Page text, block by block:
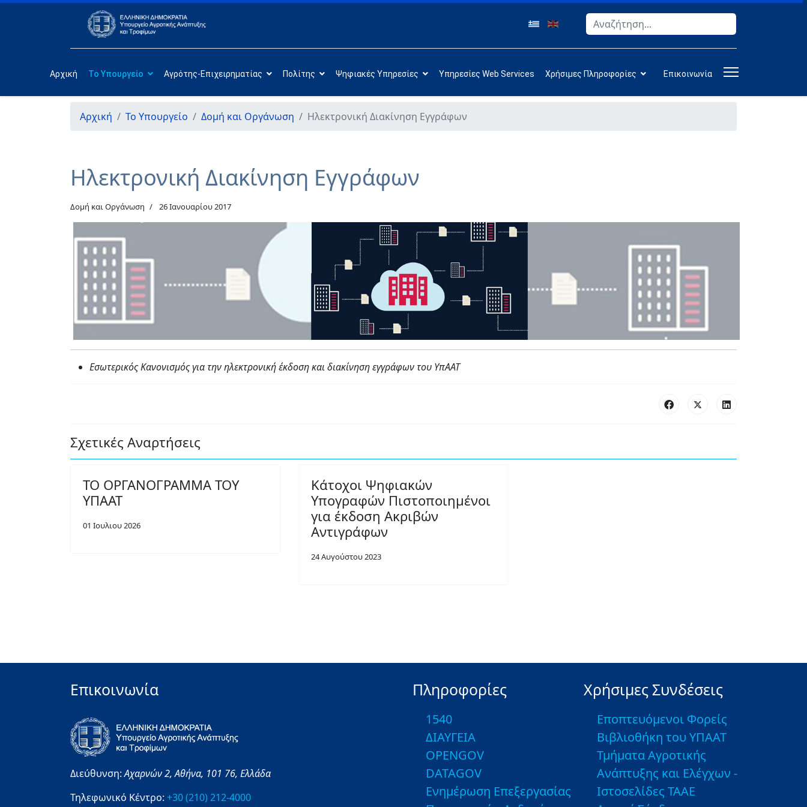
Αναζήτηση
Αρχική Το Υπουργείο Αγρότης-Επιχειρηματίας Πολίτης Ψηφιακές Υπηρεσίες Υπηρεσίες Web Services Χρήσιμες Πληροφορίες Επικοινωνία
Αρχική Το Υπουργείο Δομή και Οργάνωση Hλεκτρονική Διακίνηση Εγγράφων
Hλεκτρονική Διακίνηση Εγγράφων
Δομή και Οργάνωση 26 Ιανουαρίου 2017
Εσωτερικός Κανονισµός για την ηλεκτρονική έκδοση και διακίνηση εγγράφων του ΥπAAT
Σχετικές Αναρτήσεις
ΤΟ ΟΡΓΑΝΟΓΡΑΜΜΑ ΤΟΥ
ΥΠΑΑΤ
01 Ιουλιου 2026
Κάτοχοι Ψηφιακών
Υπογραφών Πιστοποιημένοι
για έκδοση Ακριβών
Αντιγράφων
24 Αυγούστου 2023
Επικοινωνία
Διεύθυνση:Αχαρνών 2,Αθήνα, 101 76, Ελλάδα
Τηλεφωνικό Κέντρο: +30 (210) 212-4000
Πληροφορίες
1540
ΔΙΑΥΓΕΙΑ
OPENGOV
DATAGOV
Ενημέρωση Επεξεργασίας
Χρήσιμες Συνδέσεις
Εποπτευόμενοι Φορείς
Βιβλιοθήκη του ΥΠΑΑΤ
Τμήματα Αγροτικής
Ανάπτυξης και Ελέγχων -
Ιστοσελίδες ΤΑΑΕ